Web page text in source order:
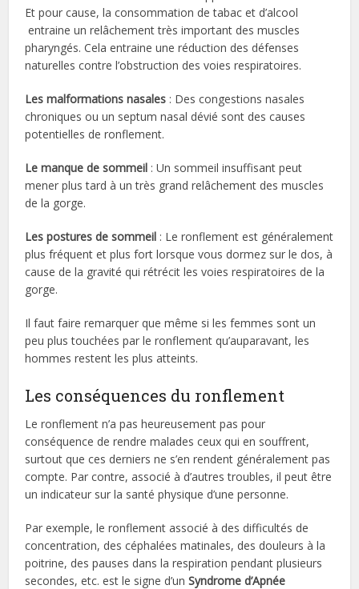
Et pour cause, la consommation de tabac et d’alcool
entraine un relâchement très important des muscles
pharyngés. Cela entraine une réduction des défenses
naturelles contre l’obstruction des voies respiratoires.
Les malformations nasales : Des congestions nasales
chroniques ou un septum nasal dévié sont des causes
potentielles de ronflement.
Le manque de sommeil : Un sommeil insuffisant peut
mener plus tard à un très grand relâchement des muscles
de la gorge.
Les postures de sommeil : Le ronflement est généralement
plus fréquent et plus fort lorsque vous dormez sur le dos, à
cause de la gravité qui rétrécit les voies respiratoires de la
gorge.
Il faut faire remarquer que même si les femmes sont un
peu plus touchées par le ronflement qu’auparavant, les
hommes restent les plus atteints.
Les conséquences du ronflement
Le ronflement n’a pas heureusement pas pour
conséquence de rendre malades ceux qui en souffrent,
surtout que ces derniers ne s’en rendent généralement pas
compte. Par contre, associé à d’autres troubles, il peut être
un indicateur sur la santé physique d’une personne.
Par exemple, le ronflement associé à des difficultés de
concentration, des céphalées matinales, des douleurs à la
poitrine, des pauses dans la respiration pendant plusieurs
secondes, etc. est le signe d’unSyndrome d’Apnée